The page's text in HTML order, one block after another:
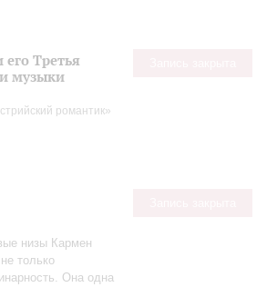
Третья
музыки
романтик»
низы Кармен
только
Она одна